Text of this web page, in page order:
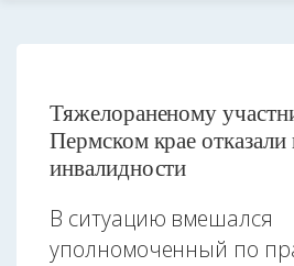
Тяжелораненому
Пермском крае
инвалидности
В ситуацию вмешался
уполномоченный по